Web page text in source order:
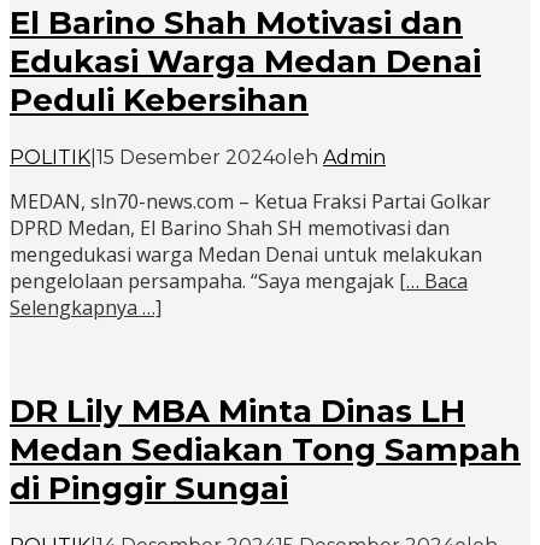
El Barino Shah Motivasi dan
Edukasi Warga Medan Denai
Peduli Kebersihan
POLITIK 15 Desember 2024oleh Admin
MEDAN, sln70-news.com – Ketua Fraksi Partai Golkar
DPRD Medan, El Barino Shah SH memotivasi dan
mengedukasi warga Medan Denai untuk melakukan
pengelolaan persampaha. “Saya mengajak [… Baca
Selengkapnya …]
DR Lily MBA Minta Dinas LH
Medan Sediakan Tong Sampah
di Pinggir Sungai